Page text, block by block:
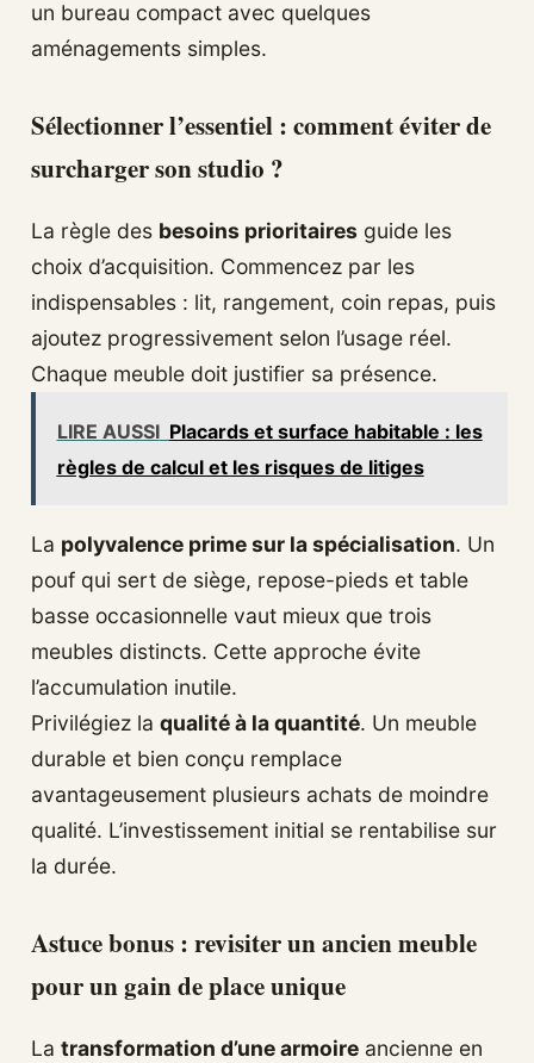
un bureau compact avec quelques
aménagements simples.
Sélectionner l’essentiel : comment éviter de
surcharger son studio ?
La règle des besoins prioritaires guide les
choix d’acquisition. Commencez par les
indispensables : lit, rangement, coin repas, puis
ajoutez progressivement selon l’usage réel.
Chaque meuble doit justifier sa présence.
LIRE AUSSI Placards et surface habitable : les
règles de calcul et les risques de litiges
La polyvalence prime sur la spécialisation. Un
pouf qui sert de siège, repose-pieds et table
basse occasionnelle vaut mieux que trois
meubles distincts. Cette approche évite
l’accumulation inutile.
Privilégiez la qualité à la quantité. Un meuble
durable et bien conçu remplace
avantageusement plusieurs achats de moindre
qualité. L’investissement initial se rentabilise sur
la durée.
Astuce bonus : revisiter un ancien meuble
pour un gain de place unique
La transformation d’une armoire ancienne en